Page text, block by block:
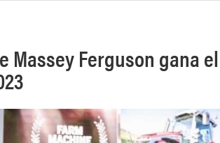
Massey Ferguson gana